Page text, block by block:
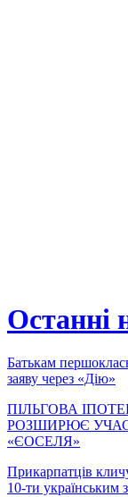
Останні
Батькам
заяву через «Дію»
ПІЛЬГОВА
РОЗШИРЮЄ
«ЄОСЕЛЯ»
Прикарпатців
10-ти українським